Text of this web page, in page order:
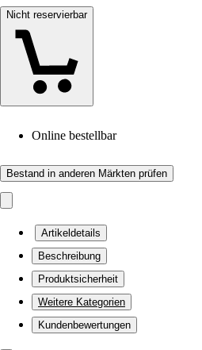
Nicht reservierbar
Online bestellbar
Bestand in anderen Märkten prüfen
Artikeldetails
Beschreibung
Produktsicherheit
Weitere Kategorien
Kundenbewertungen